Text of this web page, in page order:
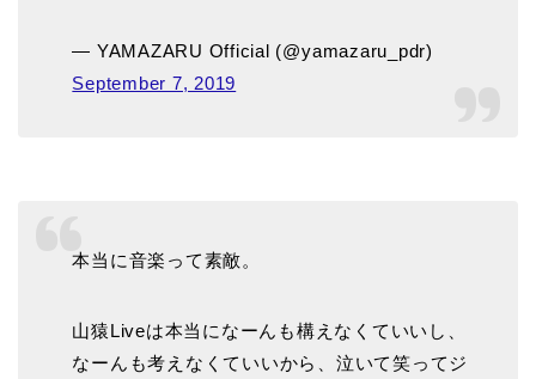
— YAMAZARU Official (@yamazaru_pdr)
September 7, 2019
本当に音楽って素敵。
山猿Liveは本当になーんも構えなくていいし、
なーんも考えなくていいから、泣いて笑ってジ